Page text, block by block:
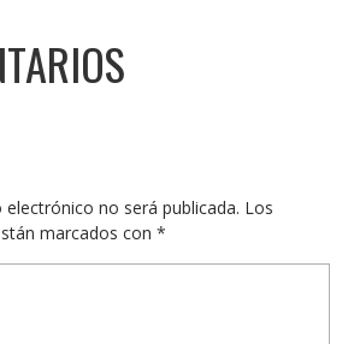
no será publicada. Los
marcados con *